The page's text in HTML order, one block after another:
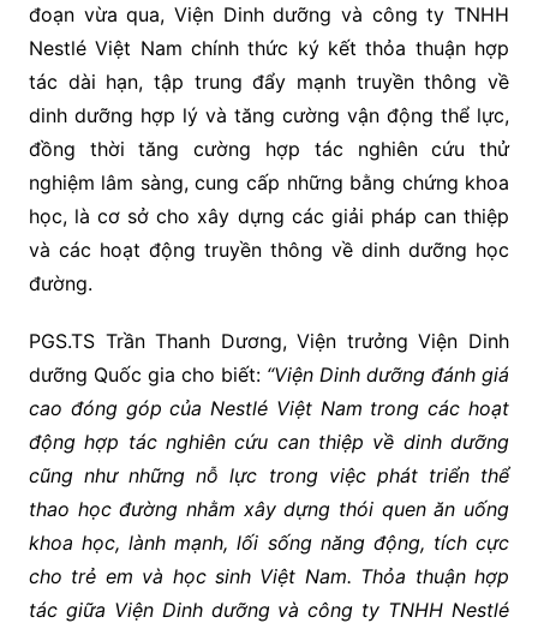
đoạn vừa qua, Viện Dinh dưỡng và công ty TNHH
Nestlé Việt Nam chính thức ký kết thỏa thuận hợp
tác dài hạn, tập trung đẩy mạnh truyền thông về
dinh dưỡng hợp lý và tăng cường vận động thể lực,
đồng thời tăng cường hợp tác nghiên cứu thử
nghiệm lâm sàng, cung cấp những bằng chứng khoa
học, là cơ sở cho xây dựng các giải pháp can thiệp
và các hoạt động truyền thông về dinh dưỡng học
đường.
PGS.TS Trần Thanh Dương, Viện trưởng Viện Dinh
dưỡng Quốc gia cho biết: “Viện Dinh dưỡng đánh giá
cao đóng góp của Nestlé Việt Nam trong các hoạt
động hợp tác nghiên cứu can thiệp về dinh dưỡng
cũng như những nỗ lực trong việc phát triển thể
thao học đường nhằm xây dựng thói quen ăn uống
khoa học, lành mạnh, lối sống năng động, tích cực
cho trẻ em và học sinh Việt Nam. Thỏa thuận hợp
tác giữa Viện Dinh dưỡng và công ty TNHH Nestlé